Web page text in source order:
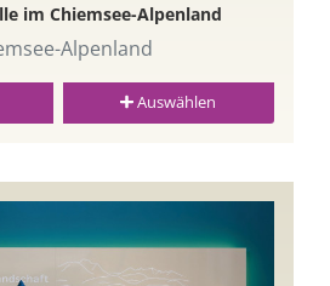
im Chiemsee-Alpenland
Alpenland
Auswählen